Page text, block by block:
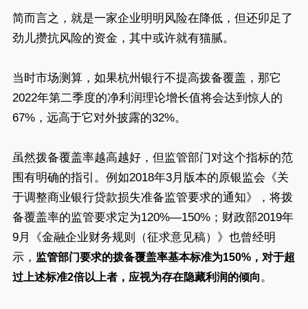
简而言之，就是一家企业明明风险在降低，但还卯足了
劲儿攒抗风险的资金，其中或许就有猫腻。
当时市场测算，如果杭州银行不提高拨备覆盖，那它
2022年第二季度的净利润理论增长值将会达到惊人的
67%，远高于它对外披露的32%。
虽然拨备覆盖率越高越好，但监管部门对这个指标的范
围有明确的指引。例如2018年3月版本的原银监会《关
于调整商业银行贷款损失准备监管要求的通知》，将拨
备覆盖率的监管要求定为120%—150%；财政部2019年
9月《金融企业财务规则（征求意见稿）》也曾经明
示， 监管部门要求的拨备覆盖率基本标准为150%，对于超
过上述标准2倍以上者，应视为存在隐藏利润的倾向。